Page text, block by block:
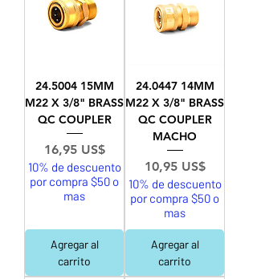
24.5004 15MM
M22 X 3/8" BRASS
QC COUPLER
Precio
16,95 US$
10% de descuento
por compra $50 o
mas
Agregar al
carrito
24.0447 14MM
M22 X 3/8" BRASS
QC COUPLER
MACHO
Precio
10,95 US$
10% de descuento
por compra $50 o
mas
Agregar al
carrito